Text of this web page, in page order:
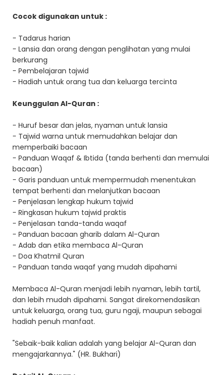
Cocok digunakan untuk :
- Tadarus harian
- Lansia dan orang dengan penglihatan yang mulai
berkurang
- Pembelajaran tajwid
- Hadiah untuk orang tua dan keluarga tercinta
Keunggulan Al-Quran :
- Huruf besar dan jelas, nyaman untuk lansia
- Tajwid warna untuk memudahkan belajar dan
memperbaiki bacaan
- Panduan Waqaf & Ibtida (tanda berhenti dan memulai
bacaan)
- Garis panduan untuk mempermudah menentukan
tempat berhenti dan melanjutkan bacaan
- Penjelasan lengkap hukum tajwid
- Ringkasan hukum tajwid praktis
- Penjelasan tanda-tanda waqaf
- Panduan bacaan gharib dalam Al-Quran
- Adab dan etika membaca Al-Quran
- Doa Khatmil Quran
- Panduan tanda waqaf yang mudah dipahami
Membaca Al-Quran menjadi lebih nyaman, lebih tartil,
dan lebih mudah dipahami. Sangat direkomendasikan
untuk keluarga, orang tua, guru ngaji, maupun sebagai
hadiah penuh manfaat.
"Sebaik-baik kalian adalah yang belajar Al-Quran dan
mengajarkannya." (HR. Bukhari)